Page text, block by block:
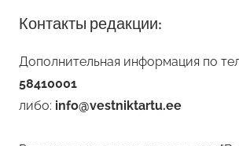
Контакты редакции:
Дополнительная информация по
58410001
либо: info@vestniktartu.ee